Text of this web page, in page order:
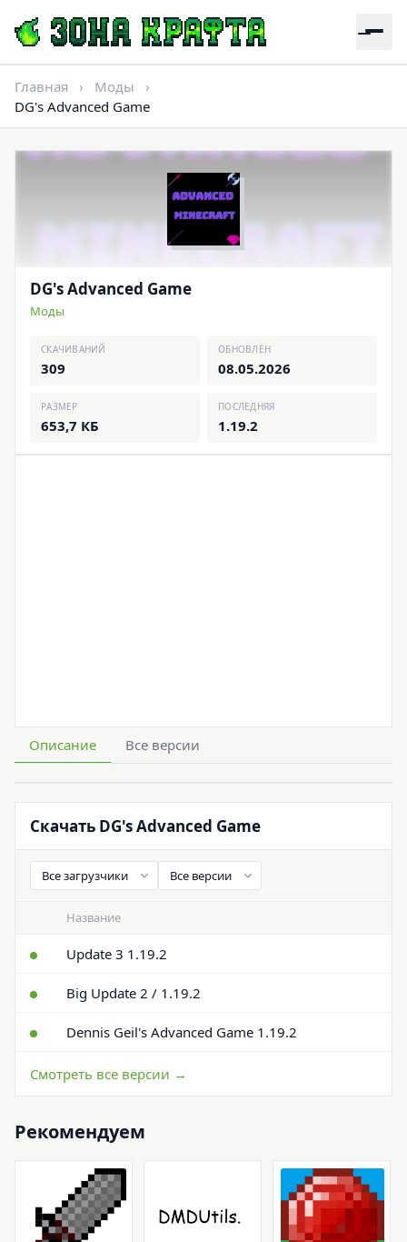
Главная › Моды
›
DG's Advanced Game
Описание Все версии
Скачать DG's Advanced Game
Название
Update 3 1.19.2
Big Update 2 / 1.19.2
Dennis Geil's Advanced Game 1.19.2
Смотреть все версии →
DG's Advanced Game
Моды
СКАЧИВАНИЙ
309
ОБНОВЛЁН
08.05.2026
РАЗМЕР
653,7 КБ
ПОСЛЕДНЯЯ
1.19.2
Рекомендуем